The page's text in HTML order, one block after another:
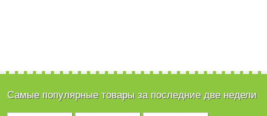
Самые популярные товары за последние две недели